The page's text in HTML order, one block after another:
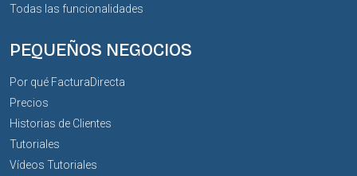
Todas las funcionalidades
PEQUEÑOS NEGOCIOS
Por qué FacturaDirecta
Precios
Historias de Clientes
Tutoriales
Vídeos Tutoriales